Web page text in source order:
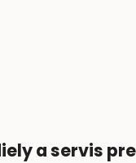
a servis